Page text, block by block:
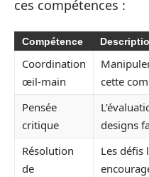
ces compétences :
Compétence
Coordination
œil-main
cette
Pensée
critique
designs
Résolution
de
Les défis